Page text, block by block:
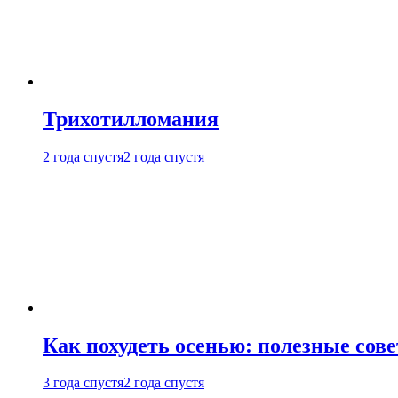
Трихотилломания
2 года спустя2 года спустя
Как похудеть осенью: полезные
3 года спустя2 года спустя